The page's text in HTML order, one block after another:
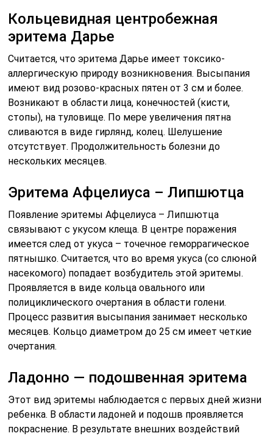
Кольцевидная центробежная
эритема Дарье
Считается, что эритема Дарье имеет токсико-
аллергическую природу возникновения. Высыпания
имеют вид розово-красных пятен от 3 см и более.
Возникают в области лица, конечностей (кисти,
стопы), на туловище. По мере увеличения пятна
сливаются в виде гирлянд, колец. Шелушение
отсутствует. Продолжительность болезни до
нескольких месяцев.
Эритема Афцелиуса – Липшютца
Появление эритемы Афцелиуса – Липшютца
связывают с укусом клеща. В центре поражения
имеется след от укуса – точечное геморрагическое
пятнышко. Считается, что во время укуса (со слюной
насекомого) попадает возбудитель этой эритемы.
Проявляется в виде кольца овального или
полициклического очертания в области голени.
Процесс развития высыпания занимает несколько
месяцев. Кольцо диаметром до 25 см имеет четкие
очертания.
Ладонно — подошвенная эритема
Этот вид эритемы наблюдается с первых дней жизни
ребенка. В области ладоней и подошв проявляется
покраснение. В результате внешних воздействий